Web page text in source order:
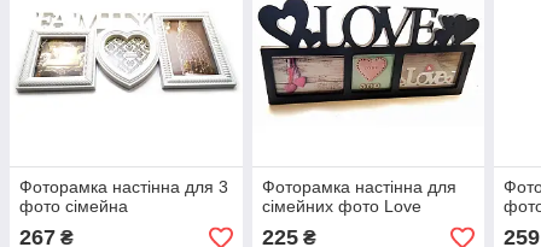
Фоторамка настінна для 3
фото сімейна
267 ₴
Фоторамка настінна для
сімейних фото Love
225₴ 259